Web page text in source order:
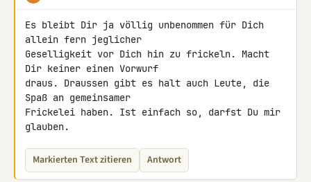
Es bleibt Dir ja völlig unbenommen für Dich
allein fern jeglicher
Geselligkeit vor Dich hin zu frickeln. Macht
Dir keiner einen Vorwurf
draus. Draussen gibt es halt auch Leute, die
Spaß an gemeinsamer
Frickelei haben. Ist einfach so, darfst Du mir
glauben.
Markierten Text zitieren Antwort